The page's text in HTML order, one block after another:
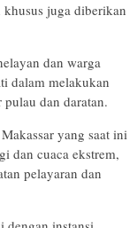
juga diberikan
dan warga
dalam melakukan
dan daratan.
yang saat ini
dan cuaca ekstrem,
pelayaran dan